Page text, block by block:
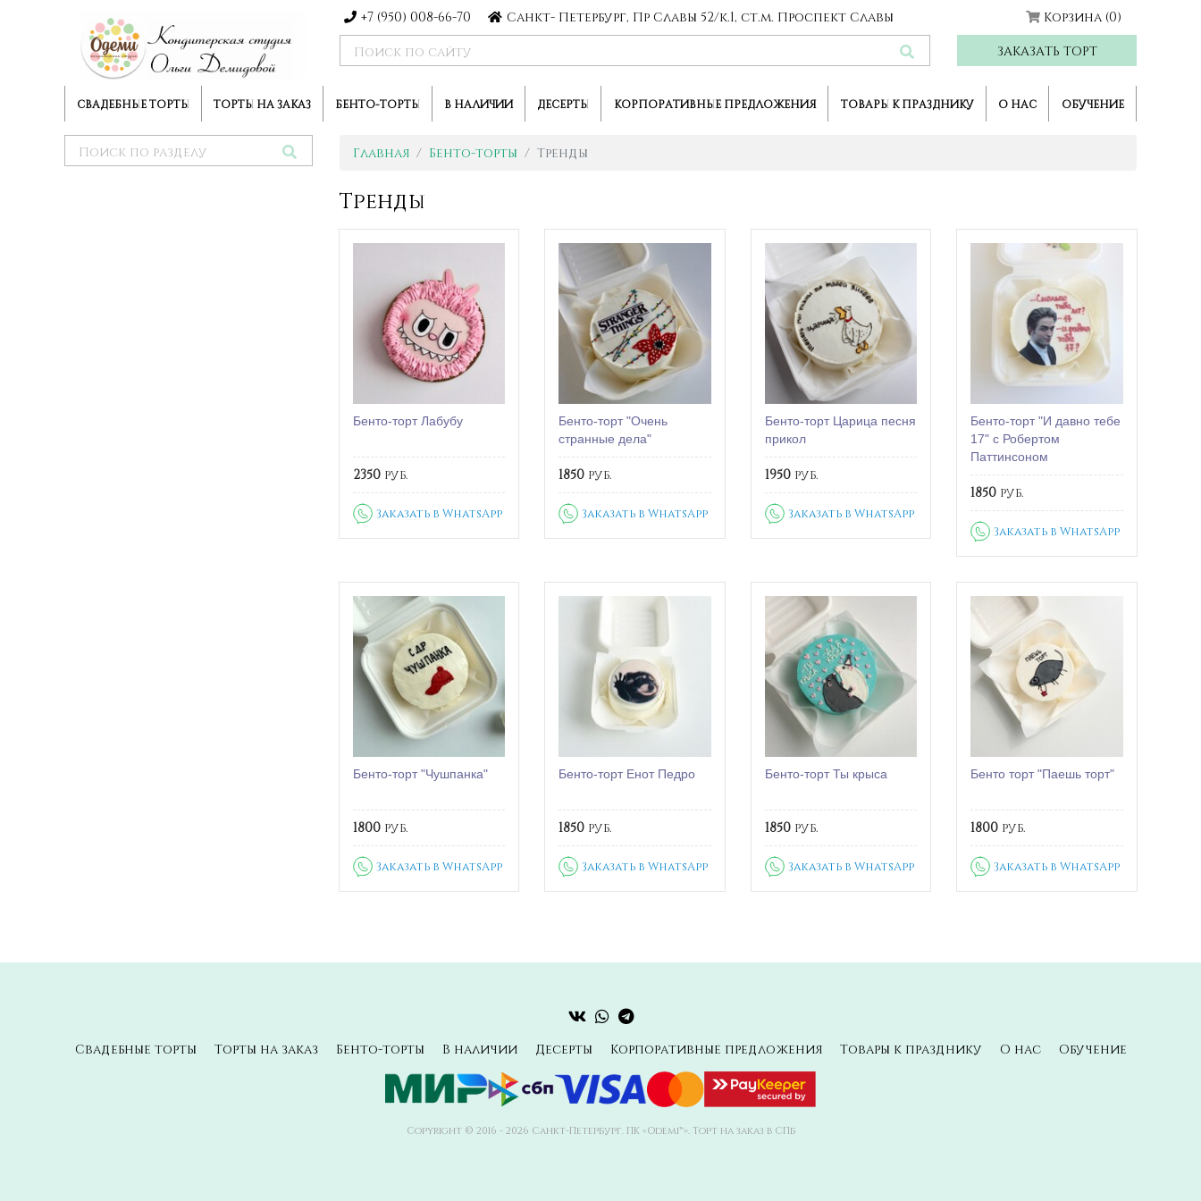
+7 (950) 008-66-70 Санкт- Петербург, Пр Славы 52/к.1, ст.м. Проспект Славы Корзина (0)
ЗАКАЗАТЬ ТОРТ
СВАДЕБНЫЕ ТОРТЫ ТОРТЫ НА ЗАКАЗ БЕНТО-ТОРТЫ В НАЛИЧИИ ДЕСЕРТЫ КОРПОРАТИВНЫЕ ПРЕДЛОЖЕНИЯ ТОВАРЫ К ПРАЗДНИКУ О НАС ОБУЧЕНИЕ
Главная Бенто-торты Тренды
Тренды
Бенто-торт Лабубу
2350руб.
Заказать в WhatsApp
Бенто-торт "Очень
странные дела"
1850 руб.
Заказать в WhatsApp
Бенто-торт Царица песня
прикол
1950руб.
Заказать в WhatsApp
Бенто-торт "И давно тебе
17" с Робертом
Паттинсоном
1850 руб.
Заказать в WhatsApp
Бенто-торт "Чушпанка"
1800руб.
Заказать в WhatsApp
Бенто-торт Енот Педро
1850 руб.
Заказать в WhatsApp
Бенто-торт Ты крыса
1850руб.
Заказать в WhatsApp
Бенто торт "Паешь торт"
1800 руб.
Заказать в WhatsApp
Свадебные торты Торты на заказ Бенто-торты В наличии Десерты Корпоративные предложения Товары к празднику О нас Обучение
Copyright © 2016 - 2026 Санкт-Петербург. ПК «Odemi™». Торт на заказ в СПб